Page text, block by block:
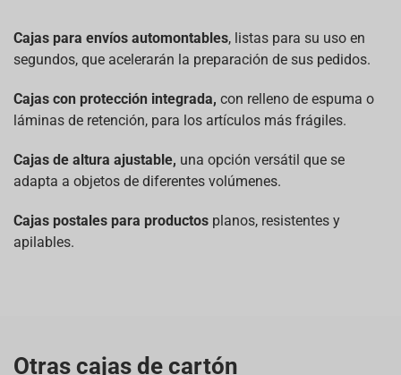
Cajas para envíos automontables, listas para su uso en
segundos, que acelerarán la preparación de sus pedidos.
Cajas con protección integrada, con relleno de espuma o
láminas de retención, para los artículos más frágiles.
Cajas de altura ajustable, una opción versátil que se
adapta a objetos de diferentes volúmenes.
Cajas postales para productos planos, resistentes y
apilables.
Otras cajas de cartón